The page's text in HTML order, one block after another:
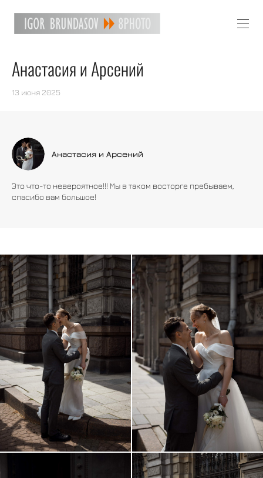
Анастасия и Арсений
13 июня 2025
Анастасия и Арсений
Это что-то невероятное!!! Мы в таком восторге пребываем,
спасибо вам большое!